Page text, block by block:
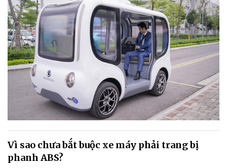
Vì sao chưa bắt buộc xe máy phải trang bị
phanh ABS?